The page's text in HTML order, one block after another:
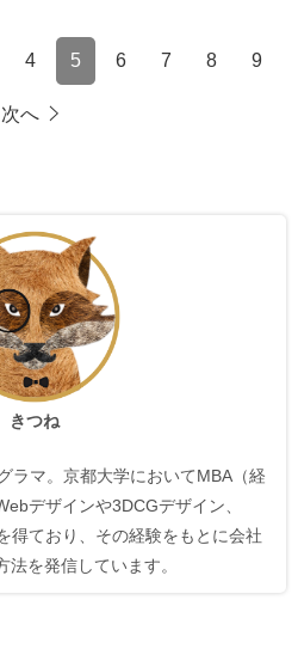
4 5 6 7 8 9
次へ
きつね
ラマ。京都大学においてMBA（経
デザインや3DCGデザイン、
得ており、その経験をもとに会社
を発信しています。